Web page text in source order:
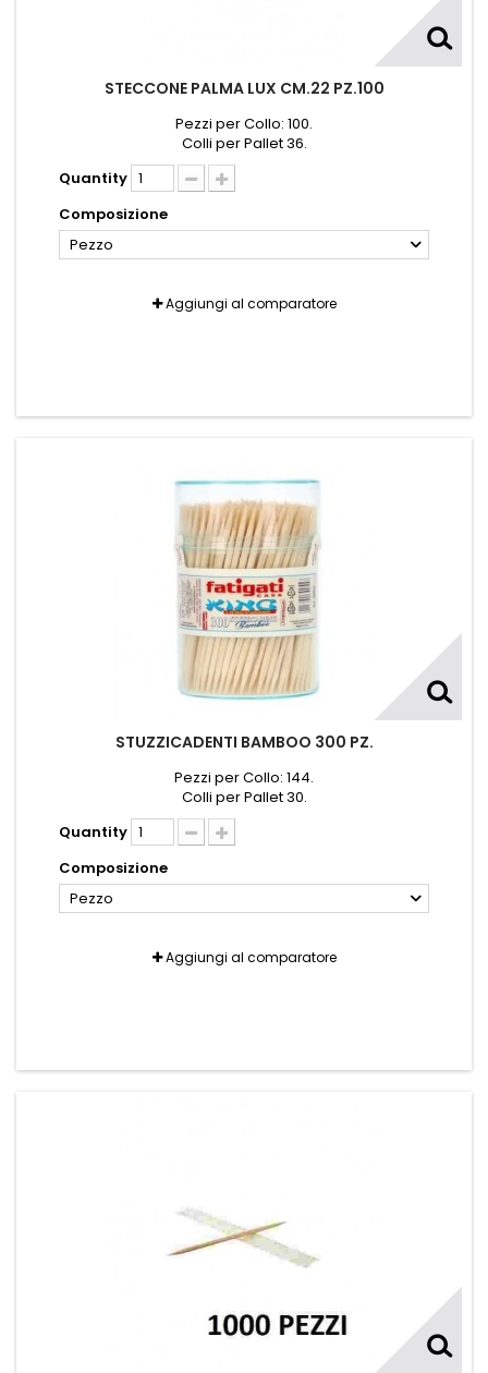
STECCONE PALMA LUX CM.22 PZ.100
Pezzi per Collo: 100.
Colli per Pallet 36.
Quantity
Composizione
Pezzo
Aggiungi al comparatore
STUZZICADENTI BAMBOO 300 PZ.
Pezzi per Collo: 144.
Colli per Pallet 30.
Quantity
Composizione
Pezzo
Aggiungi al comparatore